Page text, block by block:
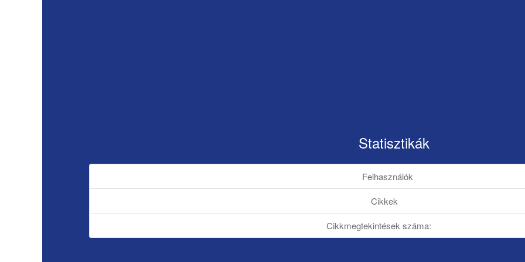
Statisztikák
Felhasználók
Cikkek
Cikkmegtekintések száma: